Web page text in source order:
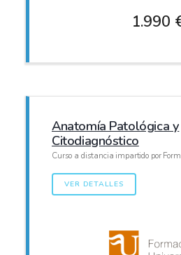
1.990
Anatomía Patológica y
Citodiagnóstico
Curso a distancia impartido por
VER DETALLES